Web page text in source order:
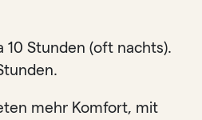
10 Stunden (oft nachts).
mehr Komfort, mit